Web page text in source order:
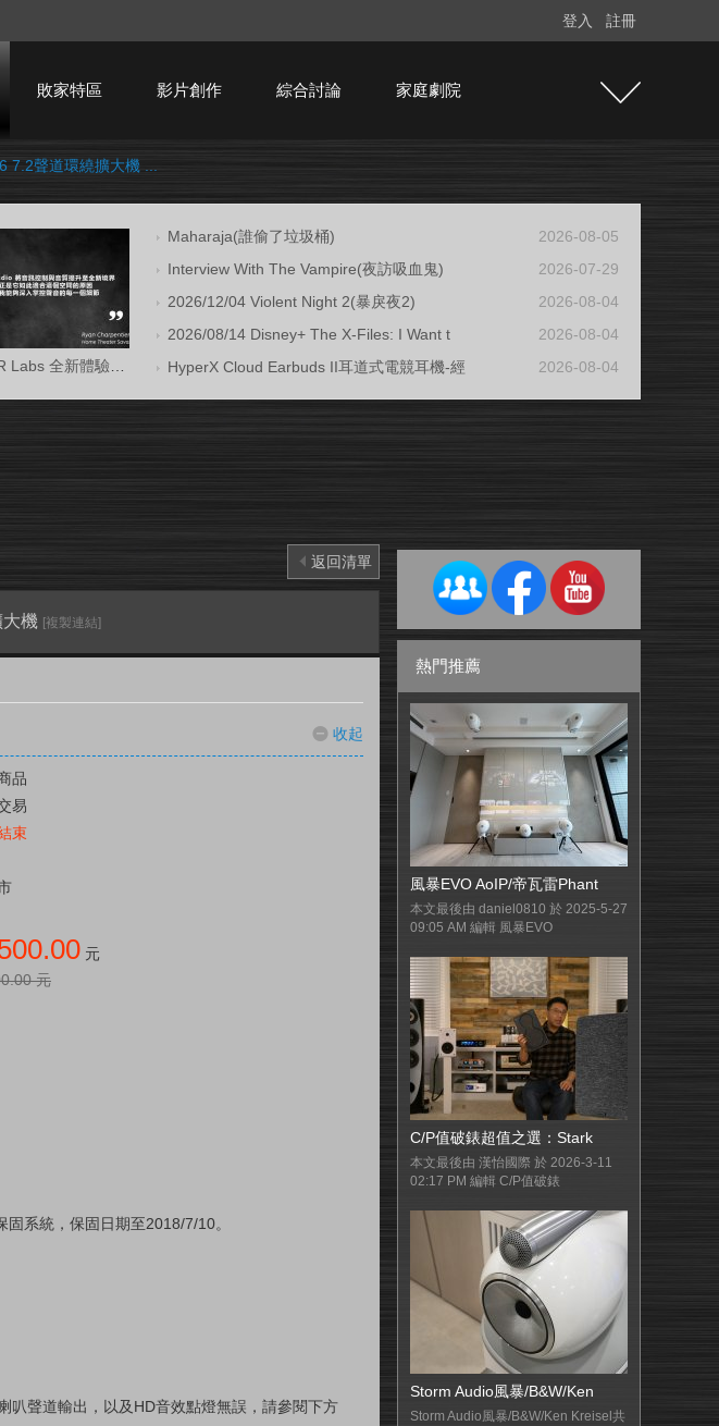
登入 註冊
敗家特區 影片創作 綜合討論 家庭劇院
7.2聲道環繞擴大機 ...
Maharaja(誰偷了垃圾桶)
2026-08-05
Interview With The Vampire(夜訪吸血鬼)
2026-07-29
2026/12/04 Violent Night 2(暴戾夜2)
2026-08-04
2026/08/14 Disney+ The X-Files: I Want t
2026-08-04
HyperX Cloud Earbuds II耳道式電競耳機-經
2026-08-04
返回清單
機 [複製連結]
收起
品
易
束
元
元
系統，保固日期至2018/7/10。
叭聲道輸出，以及HD音效點燈無誤，請參閱下方
熱門推薦
風暴EVO AoIP/帝瓦雷Phant
本文最後由 daniel0810 於 2025-5-27
09:05 AM 編輯 風暴EVO
C/P值破錶超值之選：Stark
本文最後由 漢怡國際 於 2026-3-11
02:17 PM 編輯 C/P值破錶
Storm Audio風暴/B&W/Ken
Storm Audio風暴/B&W/Ken Kreisel共